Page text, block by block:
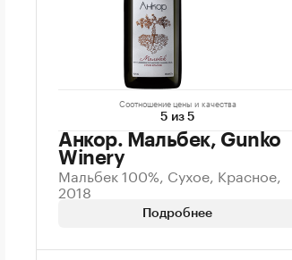
Соотношение цены и качества
5 из 5
Анкор. Мальбек, Gunko
Winery
Мальбек 100%, Сухое, Красное,
2018
Подробнее